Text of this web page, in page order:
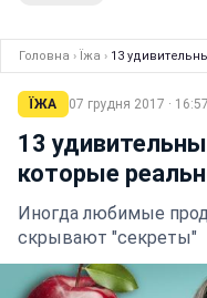
Головна › Їжа › 13
ЇЖА 07 грудня 2017 · 16:57
13
которые
Иногда любимые
скрывают "секреты"